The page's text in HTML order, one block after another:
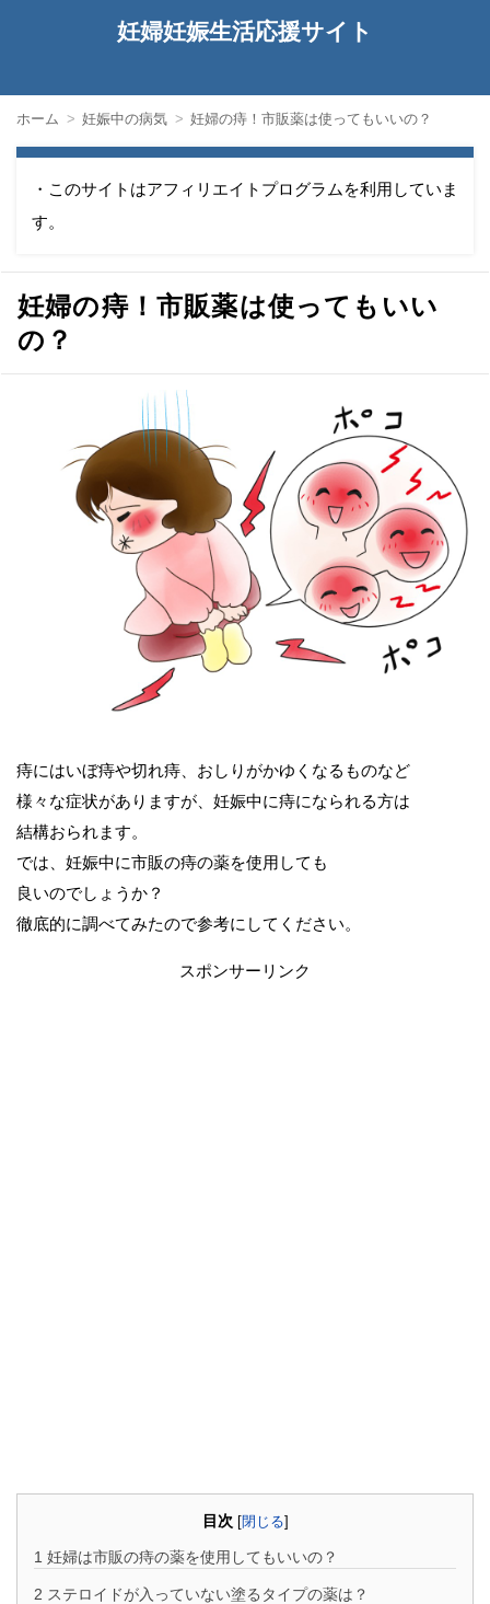
妊婦妊娠生活応援サイト
ホーム 妊娠中の病気 妊婦の痔！市販薬は使ってもいいの？
・このサイトはアフィリエイトプログラムを利用していま
す。
妊婦の痔！市販薬は使ってもいい
の？
痔にはいぼ痔や切れ痔、おしりがかゆくなるものなど
様々な症状がありますが、妊娠中に痔になられる方は
結構おられます。
では、妊娠中に市販の痔の薬を使用しても
良いのでしょうか？
徹底的に調べてみたので参考にしてください。
スポンサーリンク
目次 [閉じる]
1 妊婦は市販の痔の薬を使用してもいいの？
2 ステロイドが入っていない塗るタイプの薬は？